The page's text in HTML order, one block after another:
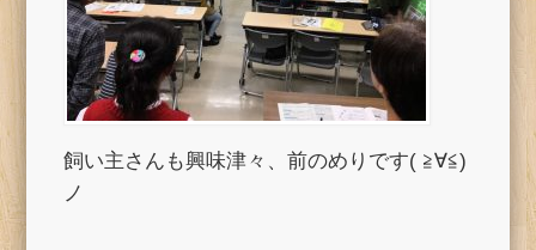
飼い主さんも興味津々、前のめりです( ≧∀≦)
ノ